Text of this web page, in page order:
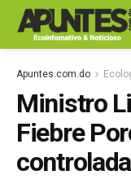
Apuntes.com.do
Ministro
Fiebre